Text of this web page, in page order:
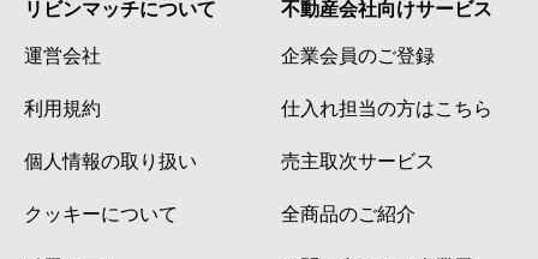
リビンマッチについて
運営会社
利用規約
個人情報の取り扱い
クッキーについて
不動産会社向けサービス
企業会員のご登録
仕入れ担当の方はこちら
売主取次サービス
全商品のご紹介